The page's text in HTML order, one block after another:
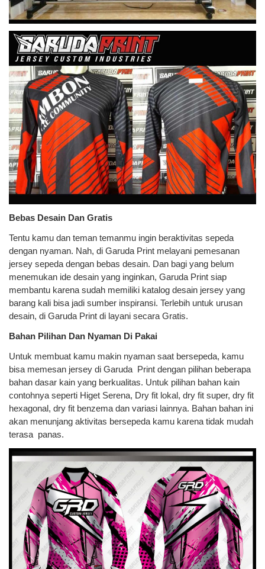
Bebas Desain Dan Gratis
Tentu kamu dan teman temanmu ingin beraktivitas sepeda
dengan nyaman. Nah, di Garuda Print melayani pemesanan
jersey sepeda dengan bebas desain. Dan bagi yang belum
menemukan ide desain yang inginkan, Garuda Print siap
membantu karena sudah memiliki katalog desain jersey yang
barang kali bisa jadi sumber inspiransi. Terlebih untuk urusan
desain, di Garuda Print di layani secara Gratis.
Bahan Pilihan Dan Nyaman Di Pakai
Untuk membuat kamu makin nyaman saat bersepeda, kamu
bisa memesan jersey di Garuda Print dengan pilihan beberapa
bahan dasar kain yang berkualitas. Untuk pilihan bahan kain
contohnya seperti Higet Serena, Dry fit lokal, dry fit super, dry fit
hexagonal, dry fit benzema dan variasi lainnya. Bahan bahan ini
akan menunjang aktivitas bersepeda kamu karena tidak mudah
terasa panas.